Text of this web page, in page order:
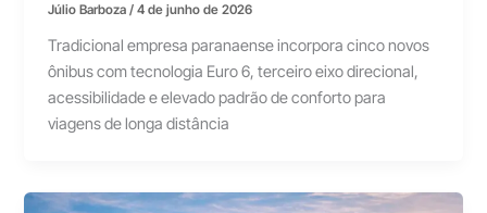
Júlio Barboza/4 de junho de 2026
Tradicional empresa paranaense incorpora cinco novos
ônibus com tecnologia Euro 6, terceiro eixo direcional,
acessibilidade e elevado padrão de conforto para
viagens de longa distância